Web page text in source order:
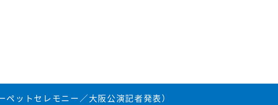
ットセレモニー／大阪公演記者発表）